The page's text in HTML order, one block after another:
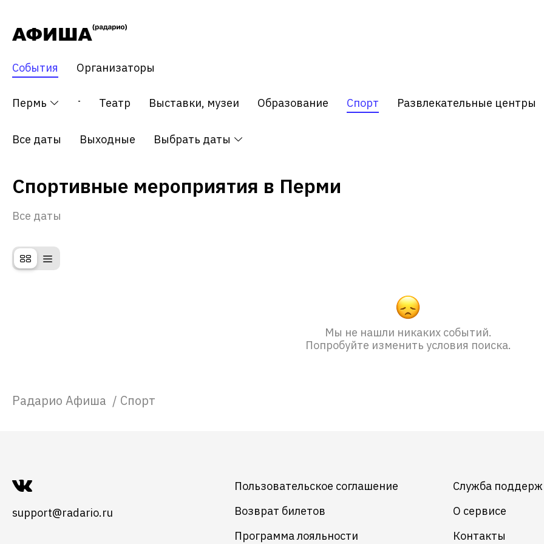
События Организаторы
ПермьКонцерт Театр Выставки, музеи Образование Спорт Развлекательные центры
Все даты Выходные Выбрать даты
Спортивные мероприятия в Перми
Все даты
Мы не нашли никаких событий.
Попробуйте изменить условия поиска.
Радарио Афиша / Спорт
support@radario.ru
Пользовательское соглашение
Возврат билетов
Программа лояльности
Служба
О сервисе
Контакты